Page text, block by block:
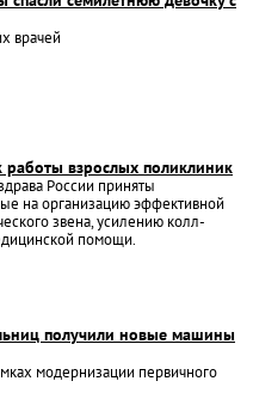
врачей
взрослых поликлиник
России приняты
на организацию эффективной
звена, усилению колл-
помощи.
получили новые машины
модернизации первичного